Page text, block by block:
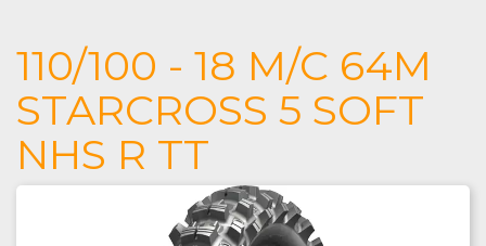
110/100 - 18 M/C 64M
STARCROSS 5 SOFT
NHS R TT